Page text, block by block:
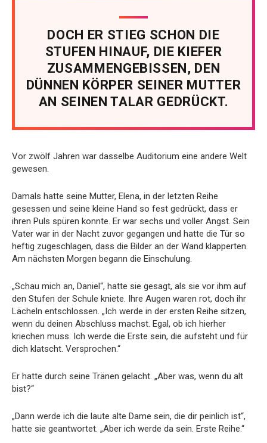
DOCH ER STIEG SCHON DIE
STUFEN HINAUF, DIE KIEFER
ZUSAMMENGEBISSEN, DEN
DÜNNEN KÖRPER SEINER MUTTER
AN SEINEN TALAR GEDRÜCKT.
Vor zwölf Jahren war dasselbe Auditorium eine andere Welt
gewesen.
Damals hatte seine Mutter, Elena, in der letzten Reihe
gesessen und seine kleine Hand so fest gedrückt, dass er
ihren Puls spüren konnte. Er war sechs und voller Angst. Sein
Vater war in der Nacht zuvor gegangen und hatte die Tür so
heftig zugeschlagen, dass die Bilder an der Wand klapperten.
Am nächsten Morgen begann die Einschulung.
„Schau mich an, Daniel“, hatte sie gesagt, als sie vor ihm auf
den Stufen der Schule kniete. Ihre Augen waren rot, doch ihr
Lächeln entschlossen. „Ich werde in der ersten Reihe sitzen,
wenn du deinen Abschluss machst. Egal, ob ich hierher
kriechen muss. Ich werde die Erste sein, die aufsteht und für
dich klatscht. Versprochen.“
Er hatte durch seine Tränen gelacht. „Aber was, wenn du alt
bist?“
„Dann werde ich die laute alte Dame sein, die dir peinlich ist“,
hatte sie geantwortet. „Aber ich werde da sein. Erste Reihe.“